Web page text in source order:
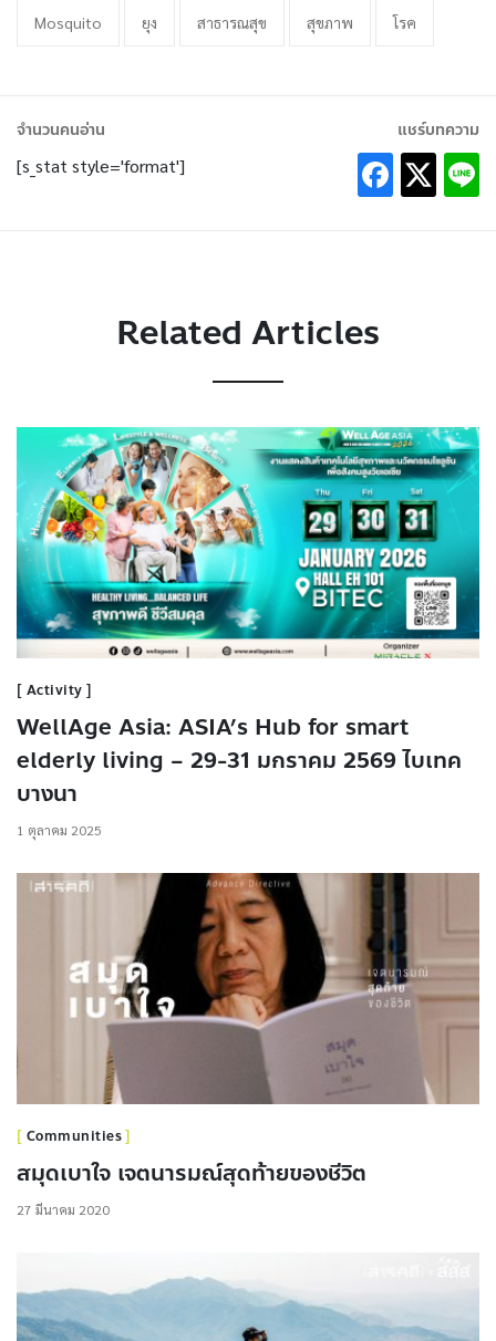
Mosquito ยุง สาธารณสุข สุขภาพ โรค
จำนวนคนอ่าน
[s_stat style='format']
แชร์บทความ
Related Articles
Activity
WellAge Asia: ASIA’s Hub for smart
elderly living – 29-31 มกราคม 2569 ไบเทค
บางนา
1 ตุลาคม 2025
Communities
สมุดเบาใจ เจตนารมณ์สุดท้ายของชีวิต
27 มีนาคม 2020